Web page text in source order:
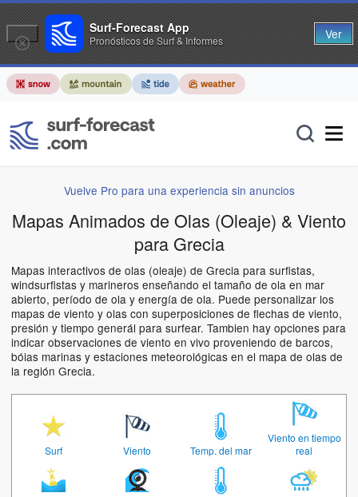
Vuelve Pro para una experiencia sin anuncios
Mapas Animados de Olas (Oleaje) & Viento
para Grecia
Mapas interactivos de olas (oleaje) de Grecia para surfistas,
windsurfistas y marineros enseñando el tamaño de ola en mar
abierto, período de ola y energía de ola. Puede personalizar los
mapas de viento y olas con superposiciones de flechas de viento,
presión y tiempo generál para surfear. Tambien hay opciones para
indicar observaciones de viento en vivo proveniendo de barcos,
bóias marinas y estaciones meteorológicas en el mapa de olas de
la región Grecia.
Surf Viento Temp. del mar
Viento en tiempo
real
Surf-Forecast App
Pronósticos de Surf & Informes Ver